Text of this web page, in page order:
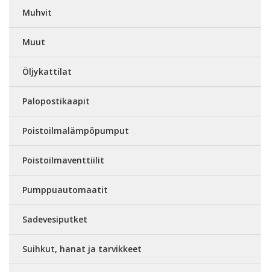
Muhvit
Muut
Öljykattilat
Palopostikaapit
Poistoilmalämpöpumput
Poistoilmaventtiilit
Pumppuautomaatit
Sadevesiputket
Suihkut, hanat ja tarvikkeet